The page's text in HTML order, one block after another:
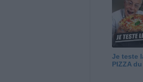
Je teste
PIZZA